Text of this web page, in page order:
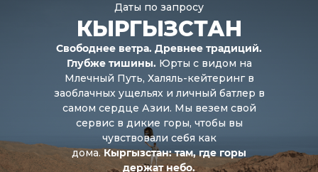
КЫРГЫЗСТАН
Свободнее ветра. Древнее традиций.
Глубже тишины.Юрты с видом на
Млечный Путь, Халяль-кейтеринг в
заоблачных ущельях и личный батлер в
самом сердце Азии. Мы везем свой
сервис в дикие горы, чтобы вы
чувствовали себя как
дома.Кыргызстан: там, где горы
держат небо.
Даты по запросу